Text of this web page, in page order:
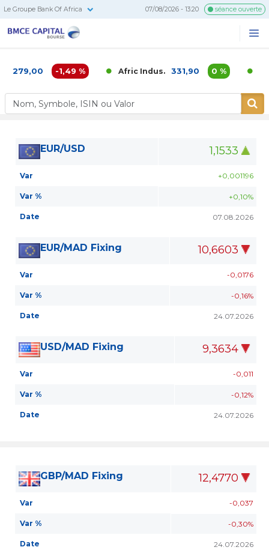
Le Groupe Bank Of Africa 07/08/2026 - 13:20 séance ouverte
279,00 -1,49 % Afric Indus. 331,90 0 %
EUR/USD 1,1533
Var +0,001196
Var % +0,10%
Date 07.08.2026
EUR/MAD Fixing 10,6603
Var -0,0176
Var % -0,16%
Date 24.07.2026
USD/MAD Fixing 9,3634
Var -0,011
Var % -0,12%
Date 24.07.2026
GBP/MAD Fixing 12,4770
Var -0,037
Var % -0,30%
Date 24.07.2026